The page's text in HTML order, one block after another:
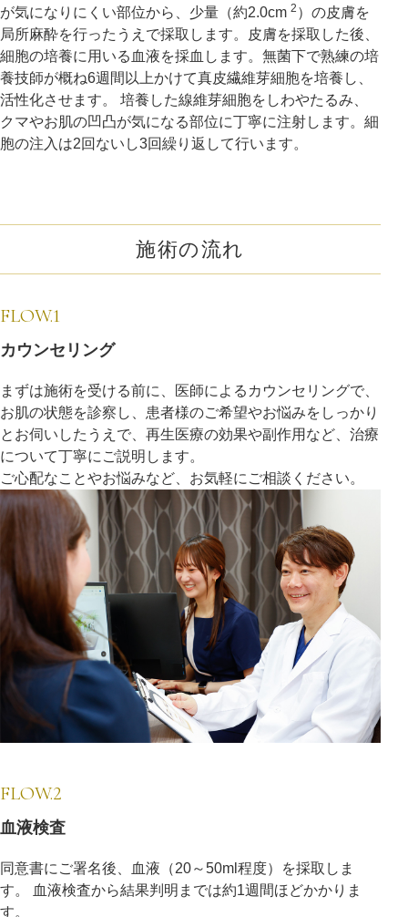
が気になりにくい部位から、少量（約2.0cm 2 ）の皮膚を
局所麻酔を行ったうえで採取します。皮膚を採取した後、
細胞の培養に用いる血液を採血します。無菌下で熟練の培
養技師が概ね6週間以上かけて真皮繊維芽細胞を培養し、
活性化させます。 培養した線維芽細胞をしわやたるみ、
クマやお肌の凹凸が気になる部位に丁寧に注射します。細
胞の注入は2回ないし3回繰り返して行います。
施術の流れ
FLOW.1
カウンセリング
まずは施術を受ける前に、医師によるカウンセリングで、
お肌の状態を診察し、患者様のご希望やお悩みをしっかり
とお伺いしたうえで、再生医療の効果や副作用など、治療
について丁寧にご説明します。
ご心配なことやお悩みなど、お気軽にご相談ください。
FLOW.2
血液検査
同意書にご署名後、血液（20～50ml程度）を採取しま
す。 血液検査から結果判明までは約1週間ほどかかりま
す。